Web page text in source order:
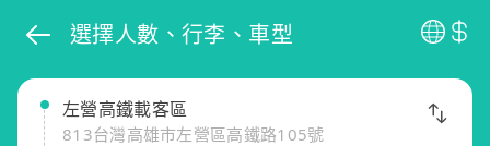
選擇人數、行李、車型
左營高鐵載客區
813台灣高雄市左營區高鐵路105號